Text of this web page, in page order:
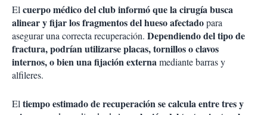
Elcuerpo médico del club informó que la cirugía busca
alinear y fijar los fragmentos del hueso afectadopara
asegurar una correcta recuperación. Dependiendo del tipo de
fractura, podrían utilizarse placas, tornillos o clavos
internos, o bien una fijación externamediante barras y
alfileres.
Eltiempo estimado de recuperación se calcula entre tres y